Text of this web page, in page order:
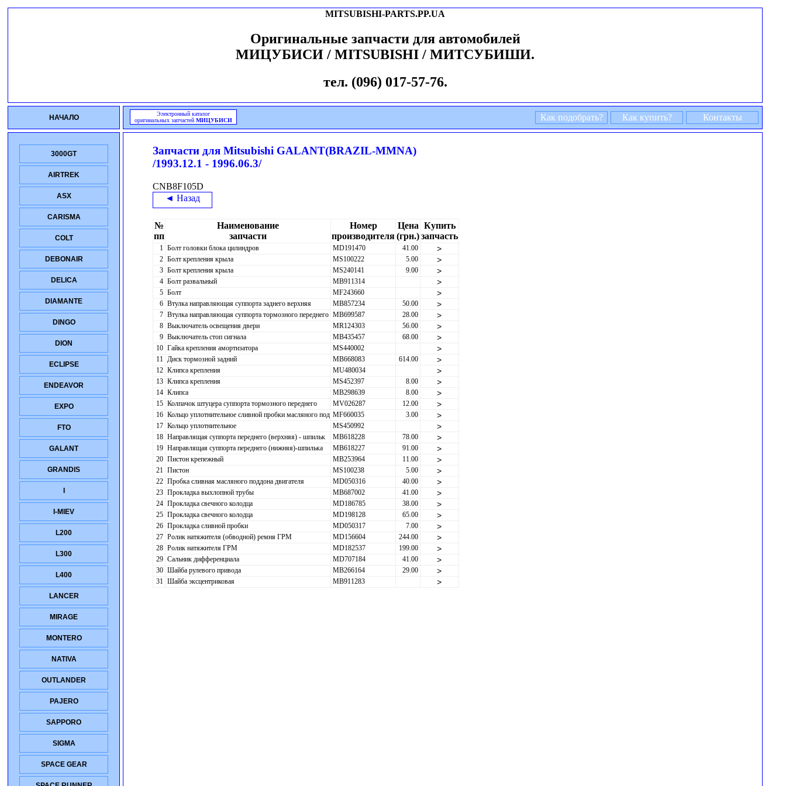
MITSUBISHI-PARTS.PP.UA
Оригинальные запчасти для автомобилей
МИЦУБИСИ / MITSUBISHI / МИТСУБИШИ.
тел. (096) 017-57-76.
НАЧАЛО
Электронный каталог
оригинальных запчастей МИЦУБИСИ Как подобрать? Как купить? Контакты
3000GT
AIRTREK
ASX
CARISMA
COLT
DEBONAIR
DELICA
DIAMANTE
DINGO
DION
ECLIPSE
ENDEAVOR
EXPO
FTO
GALANT
GRANDIS
I-MIEV
L200
L300
L400
LANCER
MIRAGE
MONTERO
NATIVA
OUTLANDER
PAJERO
SAPPORO
SIGMA
SPACE GEAR
Запчасти для Mitsubishi GALANT(BRAZIL-MMNA)
/1993.12.1 - 1996.06.3/
CNB8F105D
◄ Назад
№
пп
Наименование
запчасти
Номер
производителя
Цена
(грн.)
Купить
запчасть
1 Болт головки блока цилиндров MD191470 41.00 >
2 Болт крепления крыла MS100222 5.00 >
3 Болт крепления крыла MS240141 9.00 >
4 Болт развальный MB911314 >
5 Болт MF243660 >
6 Втулка направляющая суппорта заднего верхняя MB857234 50.00 >
7 Втулка направляющая суппорта тормозного переднего MB699587 28.00 >
8 Выключатель освещения двери MR124303 56.00 >
9 Выключатель стоп сигнала MB435457 68.00 >
10 Гайка крепления амортизатора MS440002 >
11 Диск тормозной задний MB668083 614.00 >
12 Клипса крепления MU480034 >
13 Клипса крепления MS452397 8.00 >
14 Клипса MB298639 8.00 >
15 Колпачок штуцера суппорта тормозного переднего MV026287 12.00 >
16 Кольцо уплотнительное сливной пробки масляного под MF660035 3.00 >
17 Кольцо уплотнительное MS450992 >
18 Направлящая суппорта переднего (верхняя) - шпильк MB618228 78.00 >
19 Направлящая суппорта переднего (нижняя)-шпилька MB618227 91.00 >
20 Пистон крепежный MB253964 11.00 >
21 Пистон MS100238 5.00 >
22 Пробка сливная масляного поддона двигателя MD050316 40.00 >
23 Прокладка выхлопной трубы MB687002 41.00 >
24 Прокладка свечного колодца MD186785 38.00 >
25 Прокладка свечного колодца MD198128 65.00 >
26 Прокладка сливной пробки MD050317 7.00 >
27 Ролик натяжителя (обводной) ремня ГРМ MD156604 244.00 >
28 Ролик натяжителя ГРМ MD182537 199.00 >
29 Сальник дифференциала MD707184 41.00 >
30 Шайба рулевого привода MB266164 29.00 >
31 Шайба эксцентриковая MB911283 >